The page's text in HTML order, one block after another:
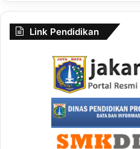
Link Pendidikan